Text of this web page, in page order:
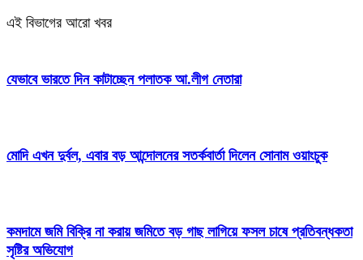
এই বিভাগের আরো খবর
যেভাবে ভারতে দিন কাটাচ্ছেন পলাতক আ.লীগ নেতারা
মোদি এখন দুর্বল, এবার বড় আন্দোলনের সতর্কবার্তা দিলেন সোনাম ওয়াংচুক
কমদামে জমি বিক্রি না করায় জমিতে বড় গাছ লাগিয়ে ফসল চাষে প্রতিবন্ধকতা
সৃষ্টির অভিযোগ